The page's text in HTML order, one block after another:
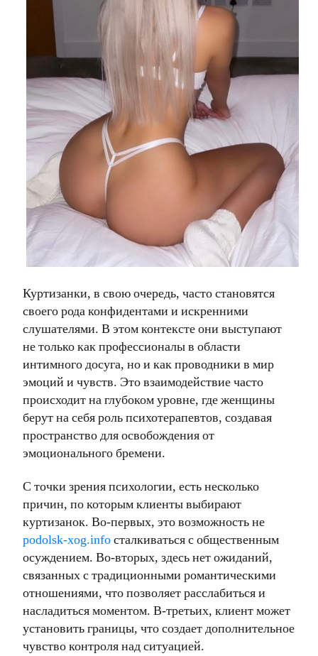
Куртизанки, в свою очередь, часто становятся
своего рода конфидентами и искренними
слушателями. В этом контексте они выступают
не только как профессионалы в области
интимного досуга, но и как проводники в мир
эмоций и чувств. Это взаимодействие часто
происходит на глубоком уровне, где женщины
берут на себя роль психотерапевтов, создавая
пространство для освобождения от
эмоционального бремени.
С точки зрения психологии, есть несколько
причин, по которым клиенты выбирают
куртизанок. Во-первых, это возможность не
podolsk-xog.infoсталкиваться с общественным
осуждением. Во-вторых, здесь нет ожиданий,
связанных с традиционными романтическими
отношениями, что позволяет расслабиться и
насладиться моментом. В-третьих, клиент может
установить границы, что создает дополнительное
чувство контроля над ситуацией.